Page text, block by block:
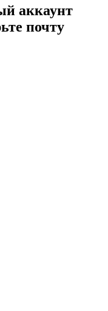
аккаунт
почту